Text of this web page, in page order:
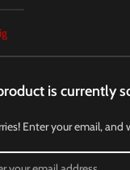
is currently
Enter your email, and